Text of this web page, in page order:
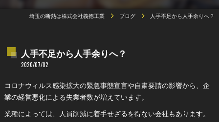
埼玉の断熱は株式会社義德工業 ブログ 人手不足から人手余りへ？
人手不足から人手余りへ？
2020/07/02
コロナウィルス感染拡大の緊急事態宣言や自粛要請の影響から、企
業の経営悪化による失業者数が増えています。
業種によっては、人員削減に着手せざるを得ない会社もあります。